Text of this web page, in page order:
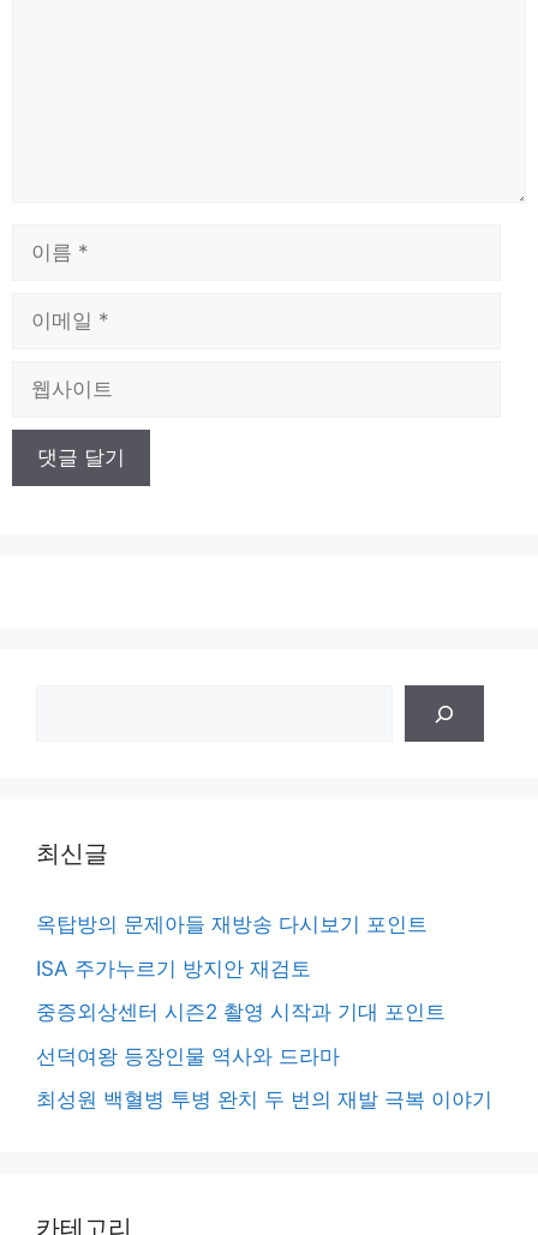
최신글
옥탑방의 문제아들 재방송 다시보기 포인트
ISA 주가누르기 방지안 재검토
중증외상센터 시즌2 촬영 시작과 기대 포인트
선덕여왕 등장인물 역사와 드라마
최성원 백혈병 투병 완치 두 번의 재발 극복 이야기
카테고리